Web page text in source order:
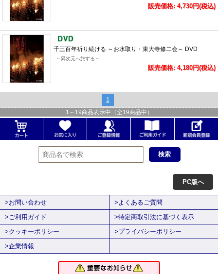
販売価格: 4,730円(税込)
千三百年祈り続ける ～お水取り・東大寺修二会～ DVD
～異次元へ旅する～
販売価格: 4,180円(税込)
1
1 ～ 19商品表示中（全19商品中）
PC版へ
>お問い合わせ
>よくあるご質問
>ご利用ガイド
>特定商取引法に基づく表示
>クッキーポリシー
>プライバシーポリシー
>企業情報